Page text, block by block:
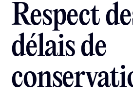
Respect
délais de